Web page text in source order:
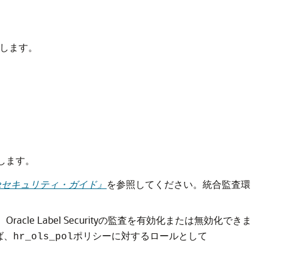
ます。
す。
キュリティ・ガイド』 を参照してください。統合監査環
Label Securityの監査を有効化または無効化できま
hr_ols_polポリシーに対するロールとして